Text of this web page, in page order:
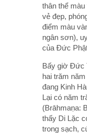
thân thể
vẻ đẹp,
điểm màu
ngân sơn),
của Đức
Bấy giờ Đức
hai trăm
đang Kinh
Lại có năm
(Brāhmaṇa:
thấy Di Lặc
trong sạch,